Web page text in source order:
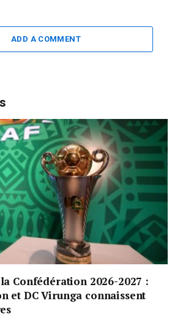
ADD A COMMENT
la Confédération 2026-2027 :
et DC Virunga connaissent